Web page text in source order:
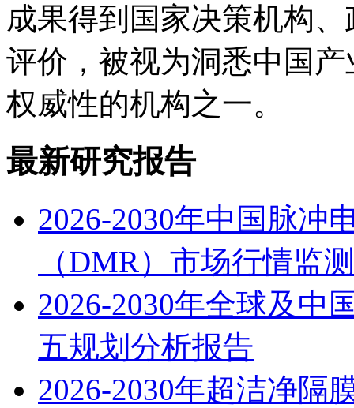
成果得到国家决策机构
评价，被视为洞悉中国
权威性的机构之一。
最新研究报告
2026-2030年中国脉冲
（DMR）市场行情监
2026-2030年全球及中
五规划分析报告
2026-2030年超洁净隔